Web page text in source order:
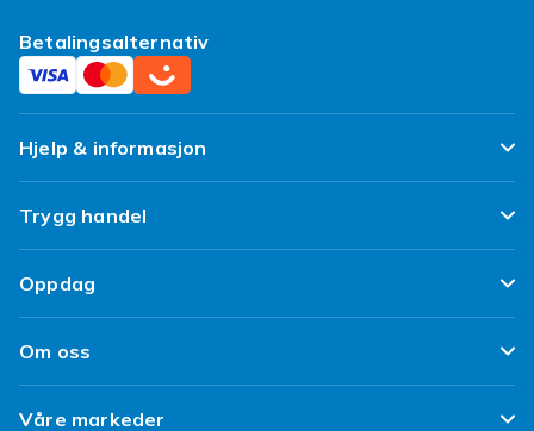
Betalingsalternativ
Hjelp & informasjon
Ofte stilte spørsmål
Spor pakken min
Angre & returner her
Leverering
Trygg handel
Fornøyd kunde-løfte
Kundeanmeldelser
Refurbished/ Brukt
Oppdag
Design dine egne klær
Design ditt eget mobildeksel
Om oss
Om Fyndiq
Våre markeder